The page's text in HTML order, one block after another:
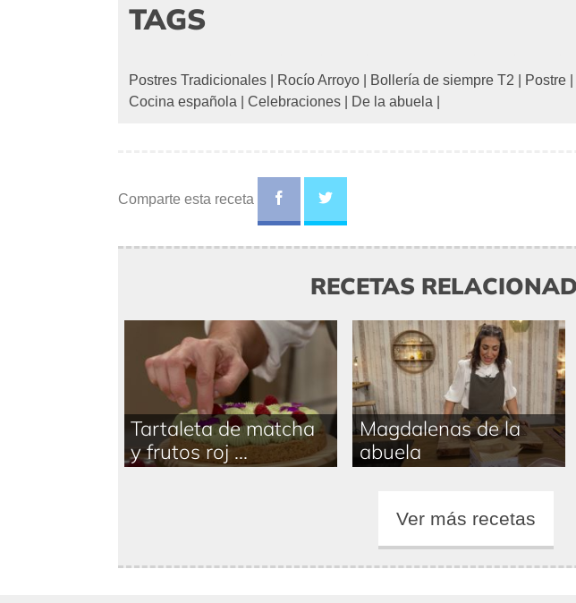
TAGS
Postres Tradicionales Rocío Arroyo Bollería de siempre T2 Postre
Cocina española
Celebraciones De la abuela
Comparte esta receta
RECETAS
Tartaleta de matcha
y frutos roj ...
Magdalenas de la
abuela
Ver más recetas